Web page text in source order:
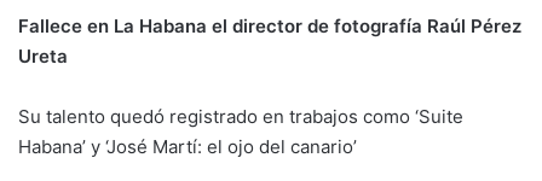
Fallece en La Habana el director de fotografía Raúl Pérez
Ureta
Su talento quedó registrado en trabajos como ‘Suite
Habana’ y ‘José Martí: el ojo del canario’